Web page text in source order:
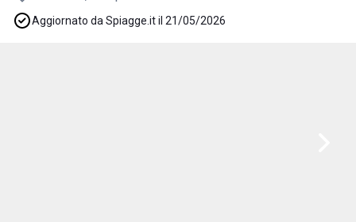
Aggiornato da Spiagge.it il 21/05/2026